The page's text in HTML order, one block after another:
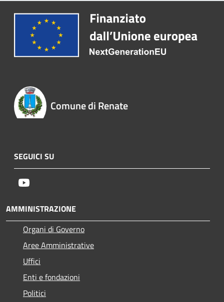
Comune di Renate
SEGUICI SU
AMMINISTRAZIONE
Organi di Governo
Aree Amministrative
Uffici
Enti e fondazioni
Politici